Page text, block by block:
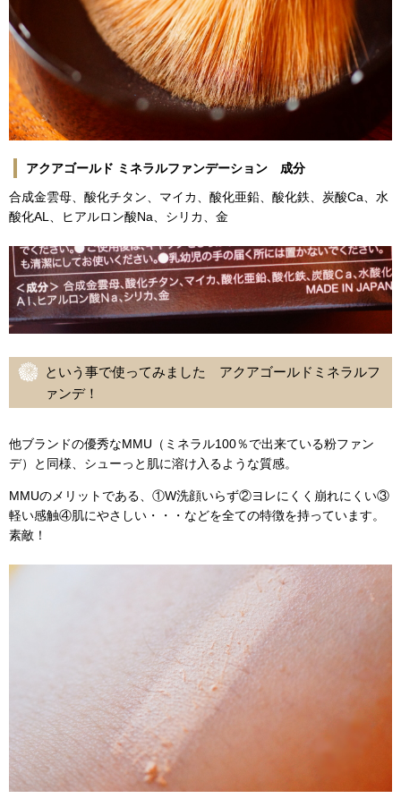
アクアゴールド ミネラルファンデーション 成分
合成金雲母、酸化チタン、マイカ、酸化亜鉛、酸化鉄、炭酸Ca、水
酸化AL、ヒアルロン酸Na、シリカ、金
という事で使ってみました アクアゴールドミネラルフ
ァンデ！
他ブランドの優秀なMMU（ミネラル100％で出来ている粉ファン
デ）と同様、シューっと肌に溶け入るような質感。
MMUのメリットである、①W洗顔いらず②ヨレにくく崩れにくい③
軽い感触④肌にやさしい・・・などを全ての特徴を持っています。
素敵！